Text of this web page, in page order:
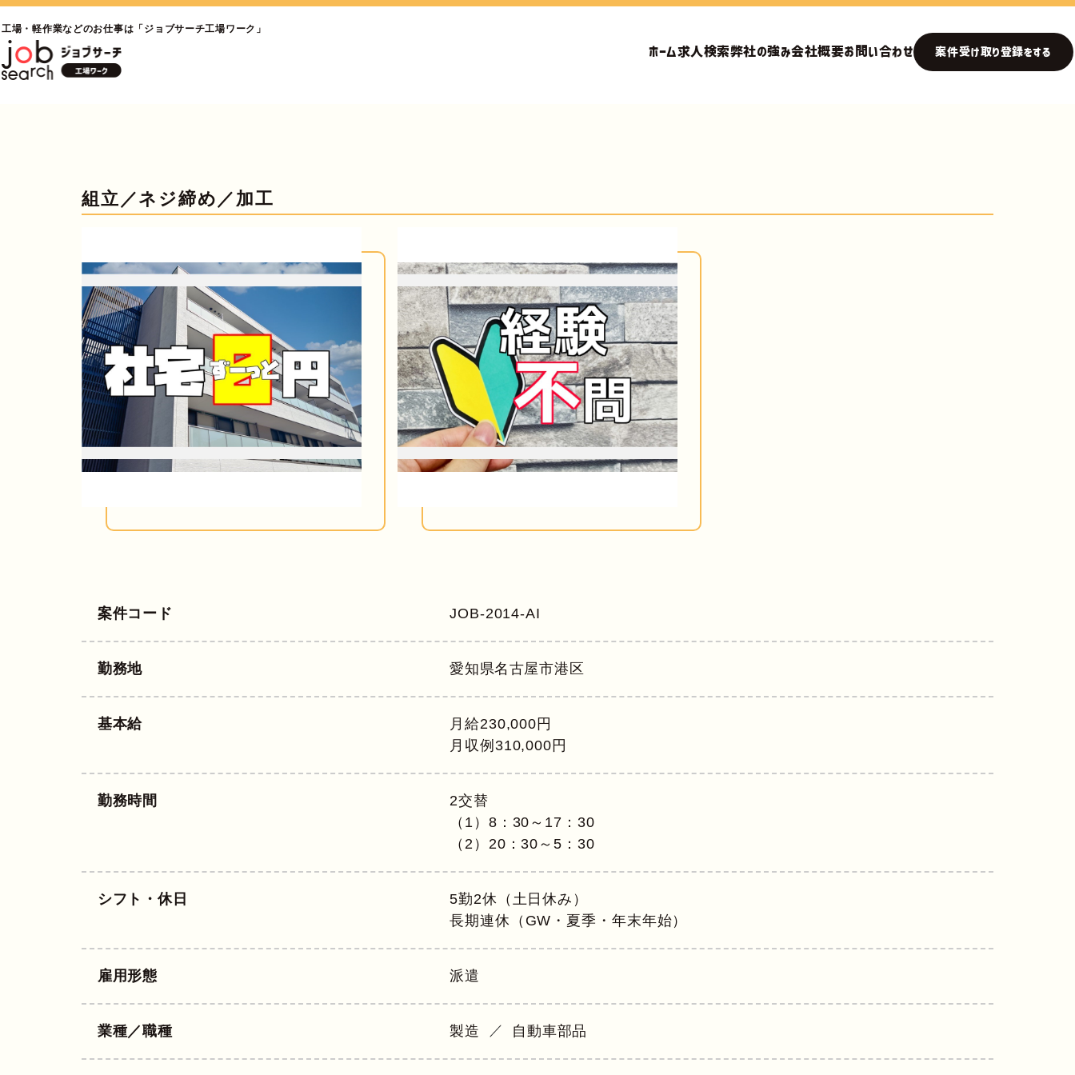
工場・軽作業などのお仕事は「ジョブサーチ工場ワーク」
ホーム求人検索弊社の強み会社概要お問い合わせ 案件受け取り登録をする
組立／ネジ締め／加工
案件コード JOB-2014-AI
勤務地 愛知県名古屋市港区
基本給
月給230,000円
月収例310,000円
勤務時間
2交替
（1）8：30～17：30
（2）20：30～5：30
シフト・休日
5勤2休（土日休み）
長期連休（GW・夏季・年末年始）
雇用形態 派遣
業種／職種 製造 自動車部品